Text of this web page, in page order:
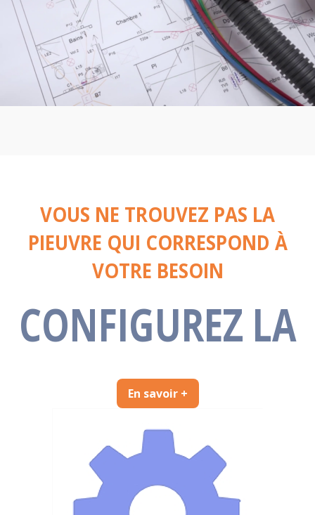
VOUS NE TROUVEZ PAS LA
PIEUVRE QUI CORRESPOND À
VOTRE BESOIN
CONFIGUREZ LA
En savoir +